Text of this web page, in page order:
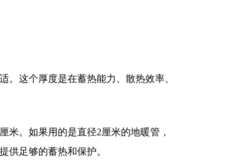
。这个厚度是在蓄热能力、散热效率、
米。如果用的是直径2厘米的地暖管，
供足够的蓄热和保护。